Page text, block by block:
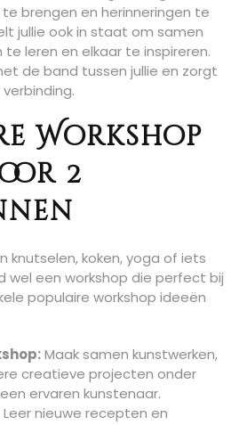
brengen en herinneringen te
jullie ook in staat om samen
leren en elkaar te inspireren.
de band tussen jullie en zorgt
Workshop
2
knutselen, koken, yoga of iets
wel een workshop die perfect bij
populaire workshop ideeën
Maak samen kunstwerken,
creatieve projecten onder
ervaren kunstenaar.
Leer nieuwe recepten en